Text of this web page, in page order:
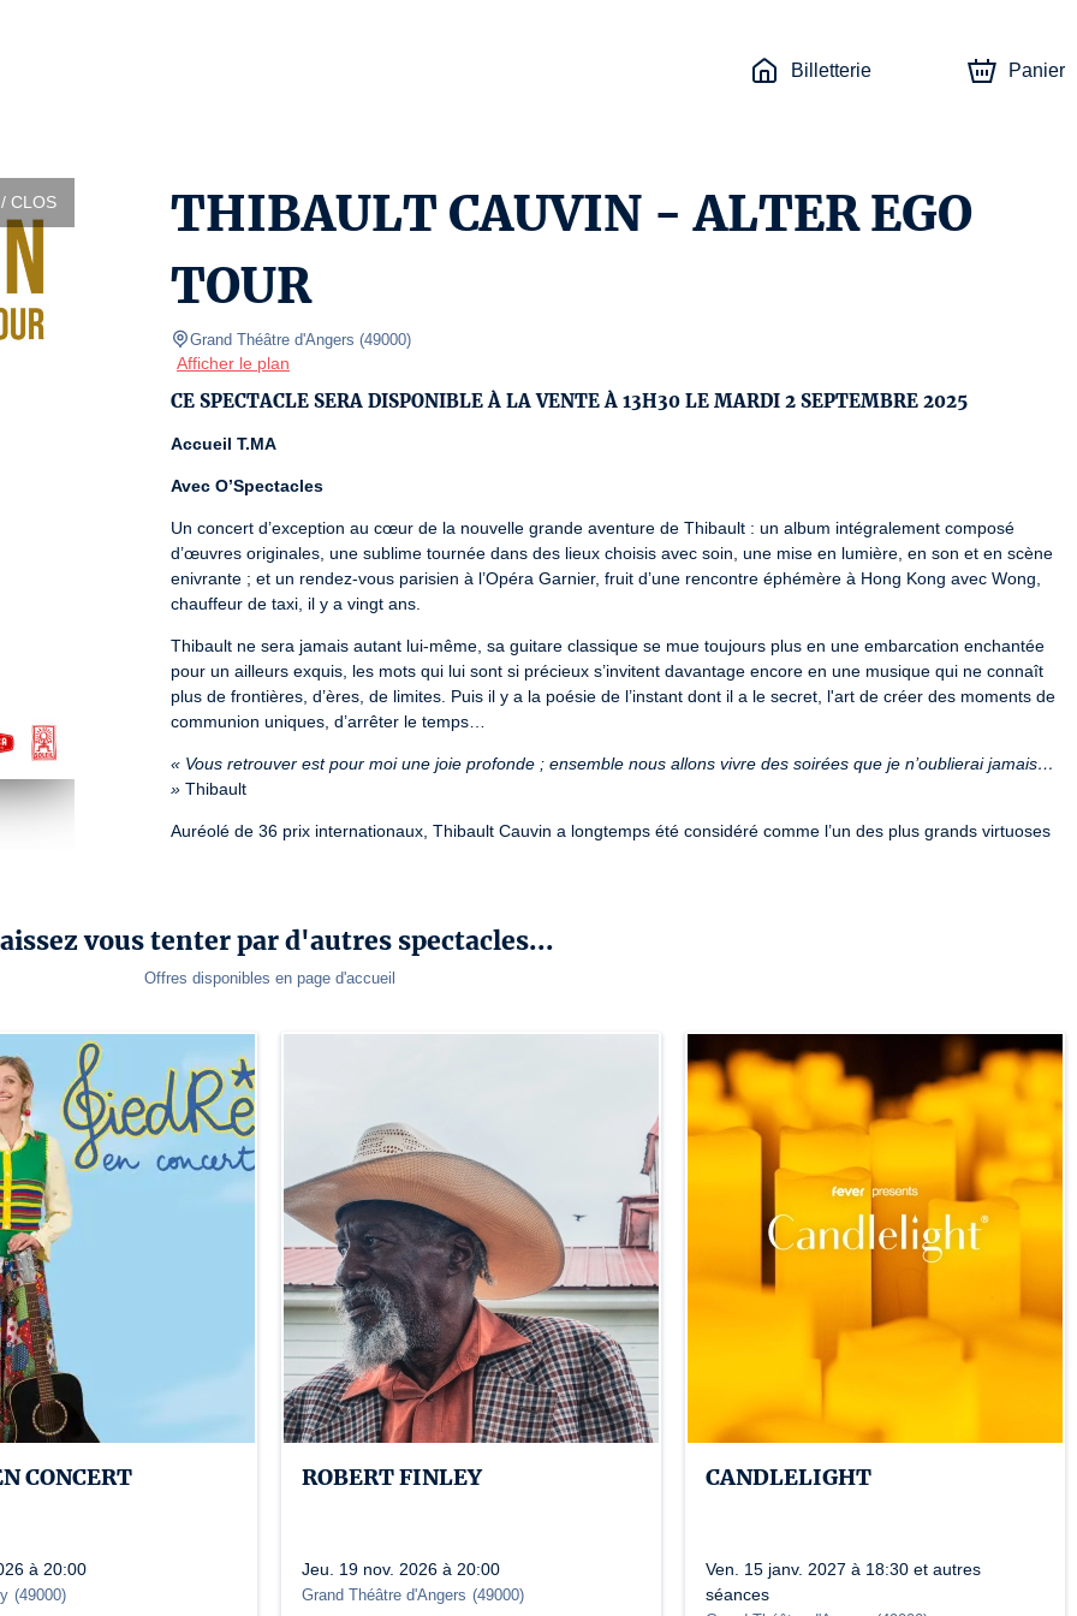
Billetterie Panier
CLOS
THIBAULT CAUVIN - ALTER EGO
TOUR
Grand Théâtre d'Angers (49000)
Afficher le plan
CE SPECTACLE SERA DISPONIBLE À LA VENTE À 13H30 LE MARDI 2 SEPTEMBRE 2025
Accueil T.MA
Avec O’Spectacles
Un concert d’exception au cœur de la nouvelle grande aventure de Thibault : un album intégralement composé
d’œuvres originales, une sublime tournée dans des lieux choisis avec soin, une mise en lumière, en son et en scène
enivrante ; et un rendez-vous parisien à l’Opéra Garnier, fruit d’une rencontre éphémère à Hong Kong avec Wong,
chauffeur de taxi, il y a vingt ans.
Thibault ne sera jamais autant lui-même, sa guitare classique se mue toujours plus en une embarcation enchantée
pour un ailleurs exquis, les mots qui lui sont si précieux s’invitent davantage encore en une musique qui ne connaît
plus de frontières, d’ères, de limites. Puis il y a la poésie de l’instant dont il a le secret, l'art de créer des moments de
communion uniques, d’arrêter le temps…
« Vous retrouver est pour moi une joie profonde ; ensemble nous allons vivre des soirées que je n’oublierai jamais…
» Thibault
Auréolé de 36 prix internationaux, Thibault Cauvin a longtemps été considéré comme l’un des plus grands virtuoses
sa gourmandise de liberté et de rêves d’enfant. Aujourd’hui la suite : une épopée inouïe aux multiples facettes, à la
fois intime et flamboyante, initiée il y a quelques semaines avec la parution de son premier roman Alter Ego.
Dans le cas de tarifs réduits, un justificatif pourra être demandé lors du contrôle d'accès à la salle. En
l’absence de justificatif en cours de validité, le paiement d’un complément sera alors demandé afin que le
spectateur s’acquitte du plein tarif.
Crédit photo : d.r.
Numéro de licence : 1-000905 /1-000902 /1-000906 /2-001765 /3-001764
vous tenter par d'autres spectacles...
Offres disponibles en page d'accueil
CONCERT
à 20:00
(49000)
ROBERT FINLEY
Jeu. 19 nov. 2026 à 20:00
Grand Théâtre d'Angers (49000)
CANDLELIGHT
Ven. 15 janv. 2027 à 18:30 et autres
séances